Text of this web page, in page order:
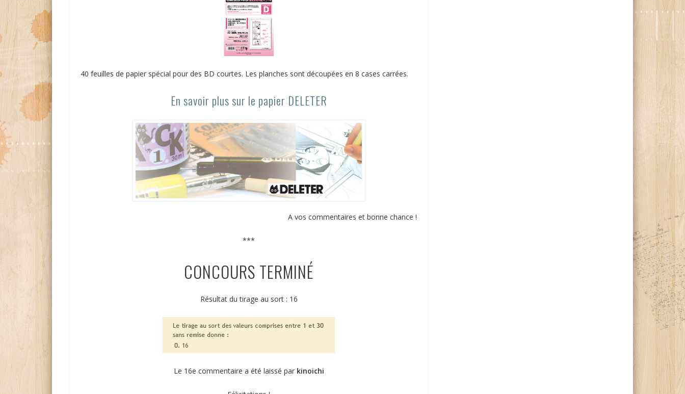
40 feuilles de papier spécial pour des BD courtes. Les planches sont découpées en 8 cases carrées.
En savoir plus sur le papier DELETER
A vos commentaires et bonne chance !
***
CONCOURS TERMINÉ
Résultat du tirage au sort : 16
Le 16e commentaire a été laissé par kinoichi